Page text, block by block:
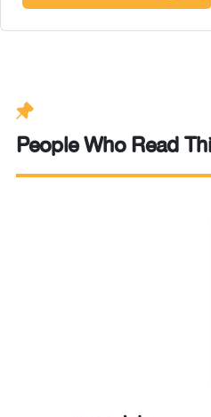
People Who Read